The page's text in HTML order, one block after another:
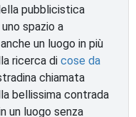
pubblicistica
spazio a
un luogo in più
ricerca di cose da
chiamata
bellissima contrada
un luogo senza